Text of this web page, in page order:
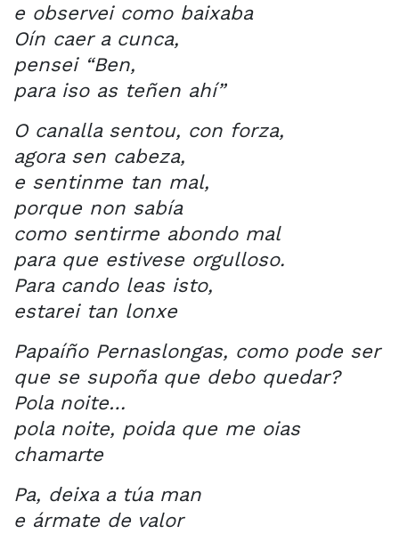
e observei como baixaba
Oín caer a cunca,
pensei “Ben,
para iso as teñen ahí”
O canalla sentou, con forza,
agora sen cabeza,
e sentinme tan mal,
porque non sabía
como sentirme abondo mal
para que estivese orgulloso.
Para cando leas isto,
estarei tan lonxe
Papaíño Pernaslongas, como pode ser
que se supoña que debo quedar?
Pola noite…
pola noite, poida que me oias
chamarte
Pa, deixa a túa man
e ármate de valor